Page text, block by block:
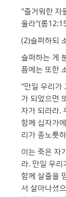
"즐거워한 자
울라"(롬
(2)슬퍼하되
슬퍼하는 게
픔에는 또한
"만일 우리가
가 되었으면
자가 되라라.
함께 십자가
리가 종노릇
이는 죽은 자
라. 만일 우리
함께 살줄을
서 살아나셨